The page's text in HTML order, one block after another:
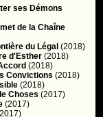
ses Démons
de la Chaîne
du Légal (2018)
d'Esther (2018)
(2018)
Convictions (2018)
(2018)
Choses (2017)
(2017)